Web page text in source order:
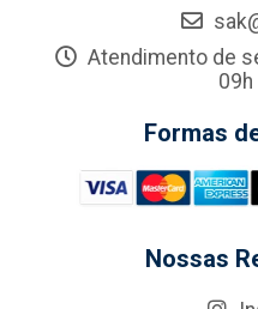
Atendimento de
09h
Formas
Nossas